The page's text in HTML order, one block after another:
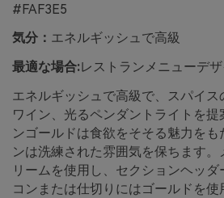
#FAF3E5
気分： エネルギッシュで高級
最適な場合:レストランメニューデ
エネルギッシュで高級で、スパイ
ワイン、光るペンダントライトを提
ンゴールドは食欲をそそる魅力を
ンは洗練された雰囲気を保ちます。
リームを使用し、セクションヘッ
コンまたは仕切りにはゴールドを使